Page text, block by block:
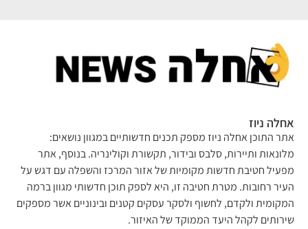
אחלה ניוז
אתר התוכן אחלה ניוז מספק תכנים חדשותיים במגוון נושאים:
מלונאות ותיירות, סלבס ובידור, תקשורת וקולינריה. בנוסף, אתר
מפעיל חטיבת חדשות מקומיות של אזור המרכז והשפלה עם דגש על
העיר רחובות. מטרת חטיבה זו, היא לספק תוכן חדשותי מגוון ברמה
המקומית ולקדם, לחשוף ולסקר עסקים קטנים ובינוניים אשר מספקים
שירותים לקהל היעד הממוקד של האיזור.